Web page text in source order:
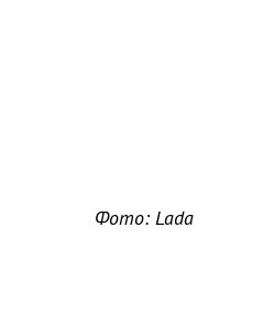
Фото: Lada